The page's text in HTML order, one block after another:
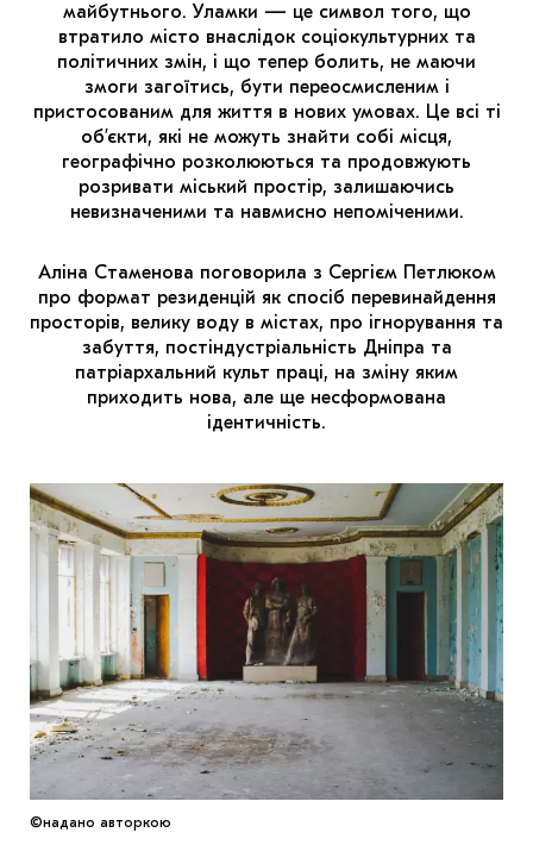
майбутнього. Уламки — це символ того, що
втратило місто внаслідок соціокультурних та
політичних змін, і що тепер болить, не маючи
змоги загоїтись, бути переосмисленим і
пристосованим для життя в нових умовах. Це всі ті
об’єкти, які не можуть знайти собі місця,
географічно розколюються та продовжують
розривати міський простір, залишаючись
невизначеними та навмисно непоміченими.
Аліна Стаменова поговорила з Сергієм Петлюком
про формат резиденцій як спосіб перевинайдення
просторів, велику воду в містах, про ігнорування та
забуття, постіндустріальність Дніпра та
патріархальний культ праці, на зміну яким
приходить нова, але ще несформована
ідентичність.
©надано авторкою